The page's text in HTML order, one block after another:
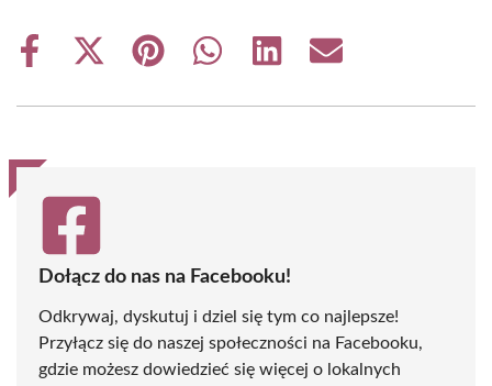
Share
Share
(Twitter)
Share
Share
Share
Share
Dołącz do nas na Facebooku!
Odkrywaj, dyskutuj i dziel się tym co najlepsze!
Przyłącz się do naszej społeczności na Facebooku,
gdzie możesz dowiedzieć się więcej o lokalnych